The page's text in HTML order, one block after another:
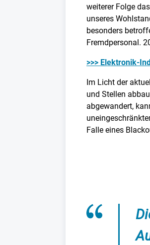
weiterer Folge
unseres
besonders
Fremdpersonal.
>>> Elektronik-
Im Licht der
und Stellen
abgewandert,
Falle eines